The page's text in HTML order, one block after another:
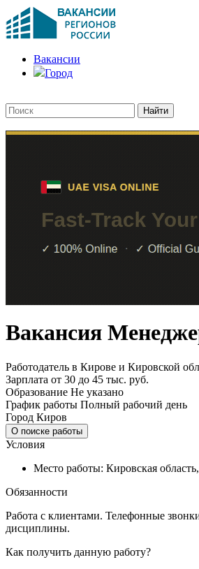
Вакансии
Город
Вакансия
Работодатель в Кирове и Кировской
Зарплата от 30 до 45 тыс. руб.
Образование Не указано
График работы Полный рабочий день
Город Киров
О поиске работы
Условия
Место работы: Кировская
Обязанности
Работа с клиентами. Телефонные
дисциплины.
Как получить данную работу?